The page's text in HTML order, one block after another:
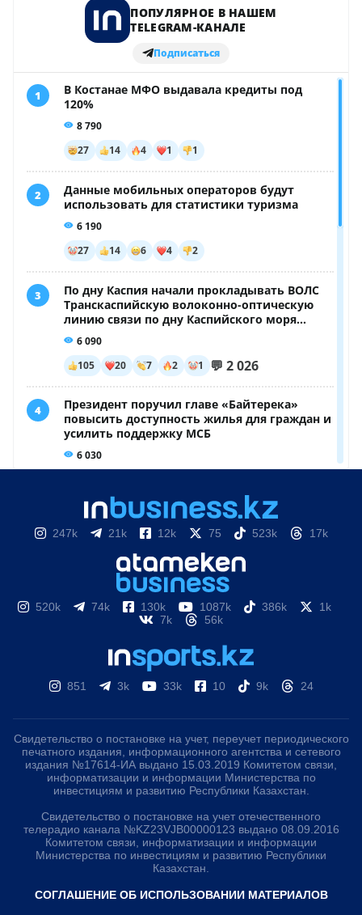
247k 21k 12k 75 523k 17k
520k 74k 130k 1087k 386k
1k
7k
56k
851 3k 33k 10 9k 24
Свидетельство о постановке на учет, переучет периодического
печатного издания, информационного агентства и сетевого
издания №17614-ИА выдано 15.03.2019 Комитетом связи,
информатизации и информации Министерства по
инвестициям и развитию Республики Казахстан.
Свидетельство о постановке на учет отечественного
телерадио канала №KZ23VJB00000123 выдано 08.09.2016
Комитетом связи, информатизации и информации
Министерства по инвестициям и развитию Республики
Казахстан.
СОГЛАШЕНИЕ ОБ ИСПОЛЬЗОВАНИИ МАТЕРИАЛОВ